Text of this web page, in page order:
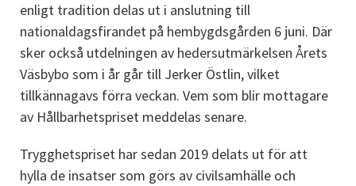
enligt tradition delas ut i anslutning till
nationaldagsfirandet på hembygdsgården 6 juni. Där
sker också utdelningen av hedersutmärkelsen Årets
Väsbybo som i år går till Jerker Östlin, vilket
tillkännagavs förra veckan. Vem som blir mottagare
av Hållbarhetspriset meddelas senare.
Trygghetspriset har sedan 2019 delats ut för att
hylla de insatser som görs av civilsamhälle och